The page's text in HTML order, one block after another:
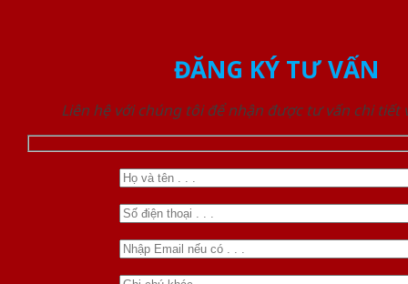
ĐĂNG KÝ TƯ VẤN
Liên hệ với chúng tôi để nhận được tư vấn chi tiết